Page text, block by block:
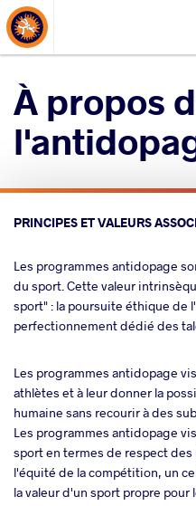
About Events
À propos
PRINCIPES ET VALEURS
Les programmes antidopage
du sport. Cette valeur
sport" : la poursuite éthique de
perfectionnement dédié des
Les programmes antidopage
athlètes et à leur donner la
humaine sans recourir à des
Les programmes antidopage
sport en termes de respect
l'équité de la compétition, un
la valeur d'un sport propre pour